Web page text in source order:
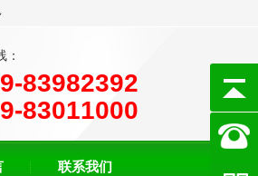
：
83982392
83011000
联系我们